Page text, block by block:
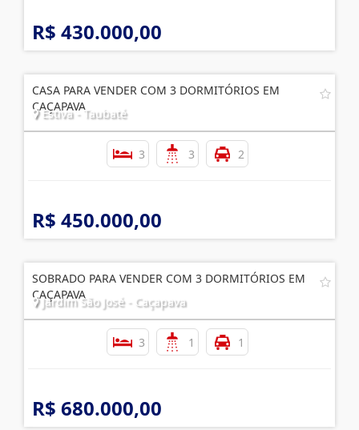
R$ 430.000,00
CASA PARA VENDER COM 3 DORMITÓRIOS EM
CAÇAPAVA
Estiva - Taubaté
3 3 2
R$ 450.000,00
SOBRADO PARA VENDER COM 3 DORMITÓRIOS EM
CAÇAPAVA
Jardim São José - Caçapava
3 1 1
R$ 680.000,00